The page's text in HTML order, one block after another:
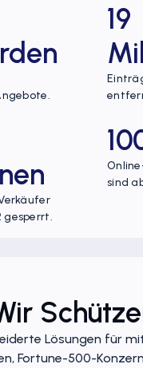
19
gesperrt.
sind
Lösungen für
Fortune-500-